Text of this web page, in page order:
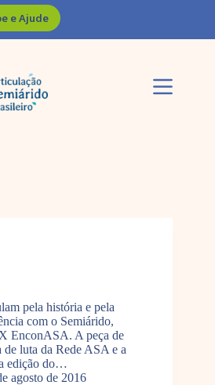
e Ajude
pela história e pela
com o Semiárido,
EnconASA. A peça de
de luta da Rede ASA e a
edição do…
agosto de 2016